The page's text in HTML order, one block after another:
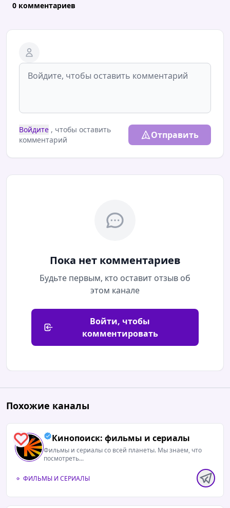
0 комментариев
Войдите , чтобы оставить
комментарий
Отправить
Пока нет комментариев
Будьте первым, кто оставит отзыв об
этом канале
Войти, чтобы
комментировать
Похожие каналы
3 Кинопоиск: фильмы и сериалы
Фильмы и сериалы со всей планеты. Мы знаем, что
посмотреть...
ФИЛЬМЫ И СЕРИАЛЫ